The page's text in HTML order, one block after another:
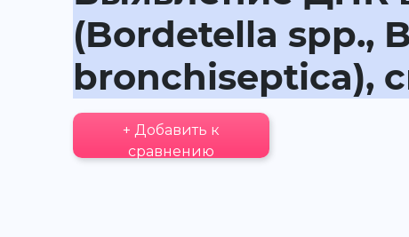
(Bordetella spp.,
bronchiseptica),
+ Добавить к
сравнению